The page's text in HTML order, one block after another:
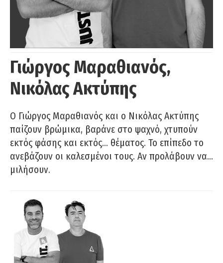
Γιώργος Μαραθιανός,
Νικόλας Ακτύπης
Ο Γιώργος Μαραθιανός και ο Νικόλας Ακτύπης
παίζουν βρώμικα, βαράνε στο ψαχνό, χτυπούν
εκτός φάσης και εκτός… θέματος. Το επίπεδο το
ανεβάζουν οι καλεσμένοι τους. Αν προλάβουν να…
μιλήσουν.